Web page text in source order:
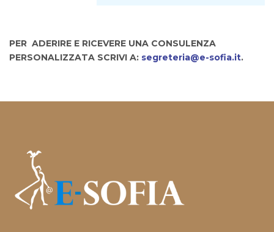
PER ADERIRE E RICEVERE UNA CONSULENZA
PERSONALIZZATA SCRIVI A: segreteria@e-sofia.it.